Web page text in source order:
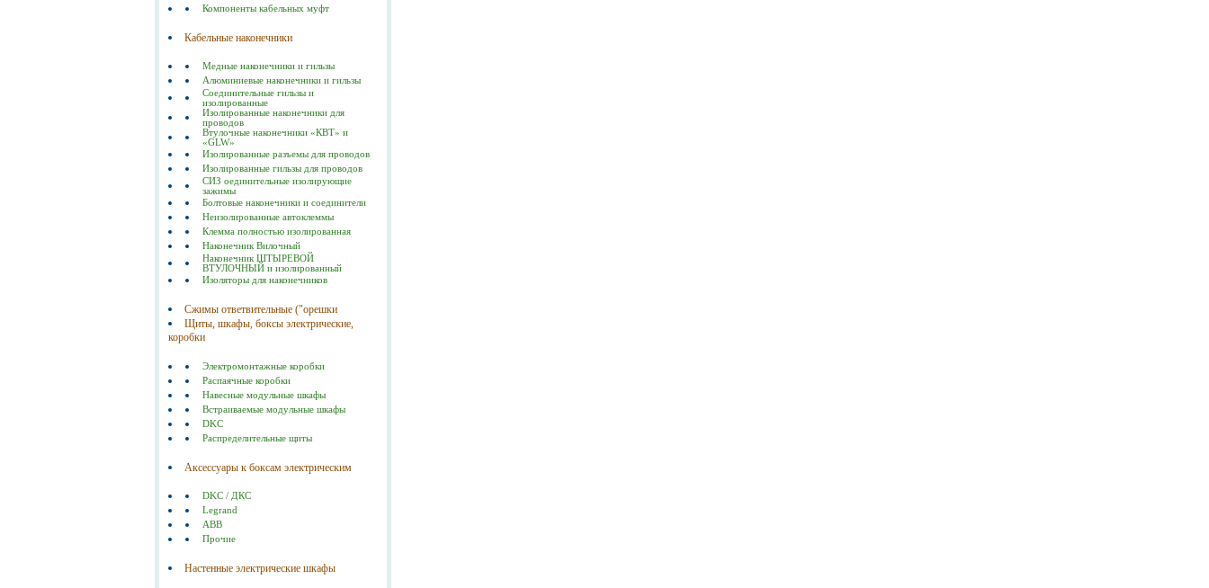
Компоненты кабельных муфт
Кабельные наконечники
Медные наконечники и гильзы
Алюминиевые наконечники и гильзы
Соединительные гильзы и
изолированные
Изолированные наконечники для
проводов
Втулочные наконечники «КВТ» и
«GLW»
Изолированные разъемы для проводов
Изолированные гильзы для проводов
СИЗ оединительные изолирующие
зажимы
Болтовые наконечники и соединители
Неизолированные автоклеммы
Клемма полностью изолированная
Наконечник Вилочный
Наконечник ШТЫРЕВОЙ
ВТУЛОЧНЫЙ и изолированный
Изоляторы для наконечников
Сжимы ответвительные ("орешки
Щиты, шкафы, боксы электрические,
коробки
Электромонтажные коробки
Распаячные коробки
Навесные модульные шкафы
Встраиваемые модульные шкафы
DKC
Распределительные щиты
Аксессуары к боксам электрическим
DKC / ДКС
Legrand
ABB
Прочие
Настенные электрические шкафы